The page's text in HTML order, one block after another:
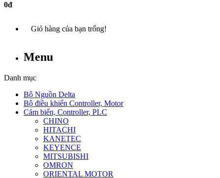
0đ
Giỏ hàng của bạn trống!
Menu
Danh mục
Bộ Nguồn Delta
Bộ điều khiển Controller, Motor
Cảm biến, Controller, PLC
CHINO
HITACHI
KANETEC
KEYENCE
MITSUBISHI
OMRON
ORIENTAL MOTOR